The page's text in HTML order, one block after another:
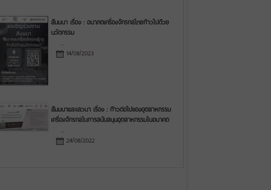
สัมมนา เรื่อง : อนาคตเครื่องจักรกลไทยก้าวไปด้วย
นวัตกรรม
...
14/08/2023
สัมมนาและเสวนา เรื่อง : ก้าวต่อไปของอุตสาหกรรม
เครื่องจักรกลในการสนับสนุนอุตสาหกรรมในอนาคต
...
24/08/2022